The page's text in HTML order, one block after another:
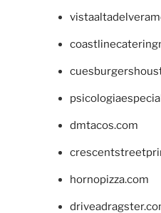
dmtacos.com
hornopizza.com